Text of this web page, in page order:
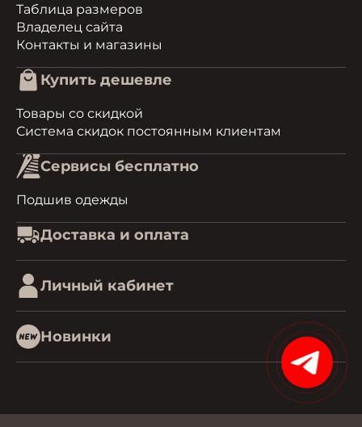
Таблица размеров
Владелец сайта
Контакты и магазины
Купить дешевле
Товары со скидкой
Система скидок постоянным клиентам
Сервисы бесплатно
Подшив одежды
Доставка и оплата
Личный кабинет
Новинки
15%